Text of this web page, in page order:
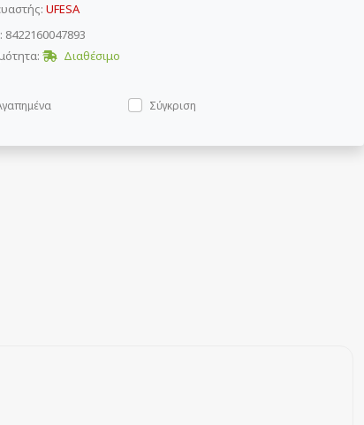
UFESA
8422160047893
Διαθέσιμο
Σύγκριση